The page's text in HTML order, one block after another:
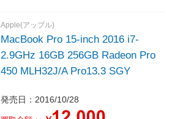
Apple(アップル)
MacBook Pro 15-inch 2016 i7-
2.9GHz 16GB 256GB Radeon Pro
450 MLH32J/A Pro13.3 SGY
発売日：2016/10/28